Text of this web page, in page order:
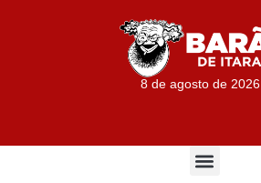
8 de agosto de 2026